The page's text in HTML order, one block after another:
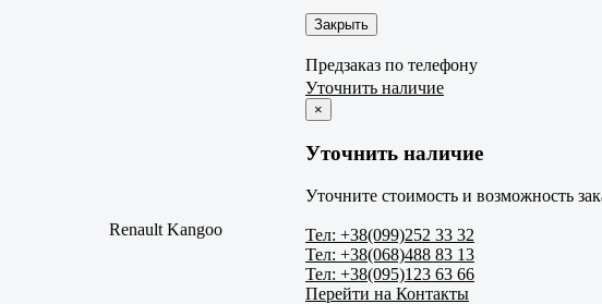
Закрыть
Предзаказ по телефону
Renault Kangoo
Уточнить наличие
×
Уточнить наличие
Уточните стоимость и возможность
Тел: +38(099)252 33 32
Тел: +38(068)488 83 13
Тел: +38(095)123 63 66
Перейти на Контакты